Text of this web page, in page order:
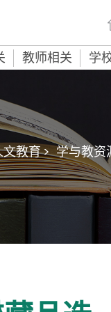
教师相关 学
教育 > 学与教资